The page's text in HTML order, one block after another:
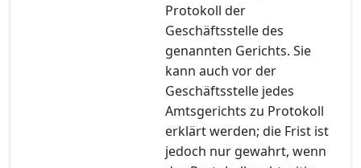
Protokoll der
Geschäftsstelle des
genannten Gerichts. Sie
kann auch vor der
Geschäftsstelle jedes
Amtsgerichts zu Protokoll
erklärt werden; die Frist ist
jedoch nur gewahrt, wenn